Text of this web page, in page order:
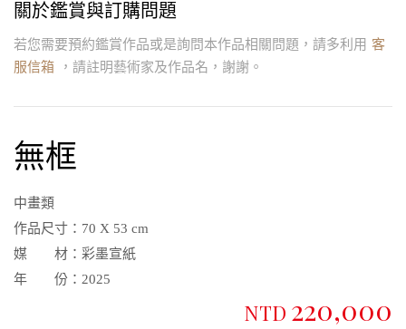
關於鑑賞與訂購問題
若您需要預約鑑賞作品或是詢問本作品相關問題，請多利用 客
服信箱
，請註明藝術家及作品名，謝謝。
無框
中畫類
作品尺寸： 70 X 53 cm
媒 材： 彩墨宣紙
年 份： 2025
NTD 220,000